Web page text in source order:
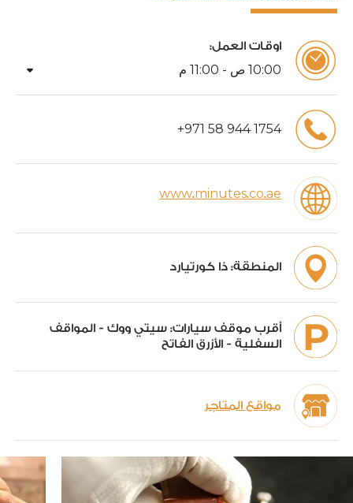
اوقات العمل:
10:00 ص - 11:00 م arrow_drop_down
+971 58 944 1754
www.minutes.co.ae
المنطقة: ذا كورتيارد
أقرب موقف سيارات: سيتي ووك - المواقف
السفلية - الأزرق الفاتح
مواقع المتاجر